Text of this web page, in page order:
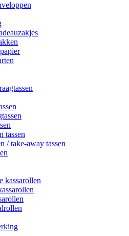
tassen
/ take-away tassen
kassarollen